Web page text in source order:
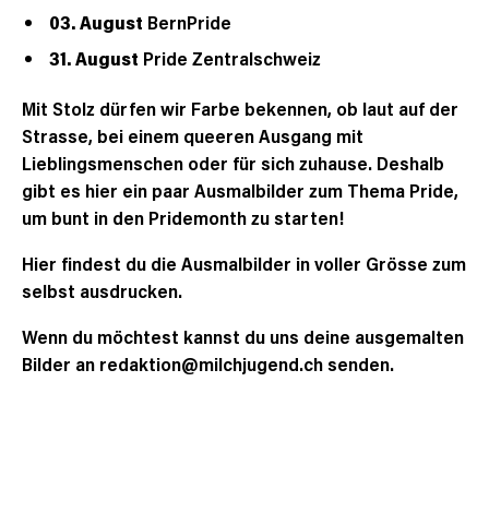
03. August BernPride
31. August Pride Zentralschweiz
Mit Stolz dürfen wir Farbe bekennen, ob laut auf der
Strasse, bei einem queeren Ausgang mit
Lieblingsmenschen oder für sich zuhause. Deshalb
gibt es hier ein paar Ausmalbilder zum Thema Pride,
um bunt in den Pridemonth zu starten!
Hier findest du die Ausmalbilder in voller Grösse zum
selbst ausdrucken.
Wenn du möchtest kannst du uns deine ausgemalten
Bilder an redaktion@milchjugend.chsenden.